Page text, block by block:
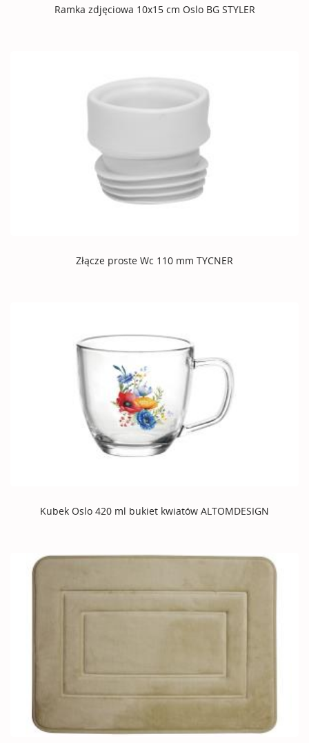
Ramka zdjęciowa 10x15 cm Oslo BG STYLER
Złącze proste Wc 110 mm TYCNER
Kubek Oslo 420 ml bukiet kwiatów ALTOMDESIGN